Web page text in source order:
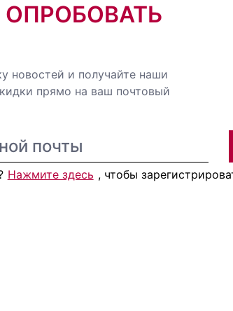
новостей и получайте наши
прямо на ваш почтовый
Нажмите здесь , чтобы